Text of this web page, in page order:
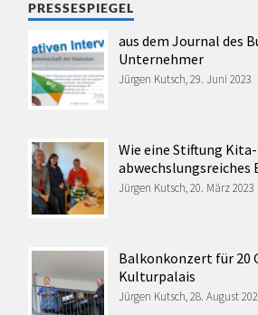
PRESSESPIEGEL
aus dem Journal des
Unternehmer
Jürgen Kutsch, 29. Juni 2023
Wie eine Stiftung
abwechslungsreiches
Jürgen Kutsch, 20. März 2023
Balkonkonzert für 20
Kulturpalais
Jürgen Kutsch, 28. August